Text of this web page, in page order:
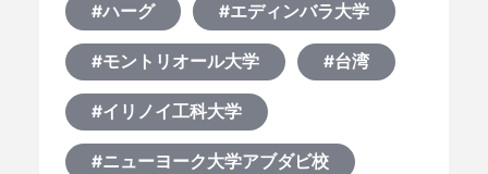
#ハーグ #エディンバラ大学
#モントリオール大学 #台湾
#イリノイ工科大学
#ニューヨーク大学アブダビ校